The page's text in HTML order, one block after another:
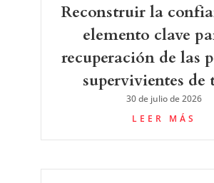
Reconstruir la
elemento clave
recuperación de las
supervivientes de
30 de julio de 2026
LEER MÁS